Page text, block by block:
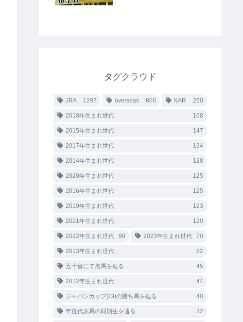
タグクラウド
JRA 1297 overseas 800 NAR 260
2018年生まれ世代 168
2015年生まれ世代 147
2017年生まれ世代 134
2014年生まれ世代 128
2020年生まれ世代 125
2016年生まれ世代 125
2019年生まれ世代 123
2021年生まれ世代 120
2022年生まれ世代 99 2023年生まれ世代 70
2013年生まれ世代 62
五十音にて名馬を辿る 45
2012年生まれ世代 44
ジャパンカップ(GI)の勝ち馬を辿る 40
年度代表馬の同期生を辿る 32